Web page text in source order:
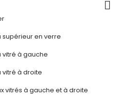
en verre
à gauche
à droite
vitrés à gauche et à droite